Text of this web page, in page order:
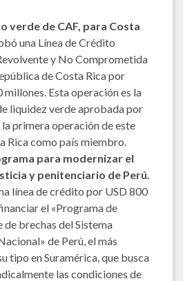
verde de CAF, para Costa
una Línea de Crédito
y No Comprometida
de Costa Rica por
millones. Esta operación es la
liquidez verde aprobada por
primera operación de este
Rica como país miembro.
para modernizar el
y penitenciario de Perú.
línea de crédito por USD 800
el «Programa de
de brechas del Sistema
de Perú, el más
tipo en Suramérica, que busca
las condiciones de